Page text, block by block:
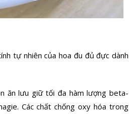
tự nhiên của hoa đu đủ đực dành
ăn lưu giữ tối đa hàm lượng beta-
Các chất chống oxy hóa trong